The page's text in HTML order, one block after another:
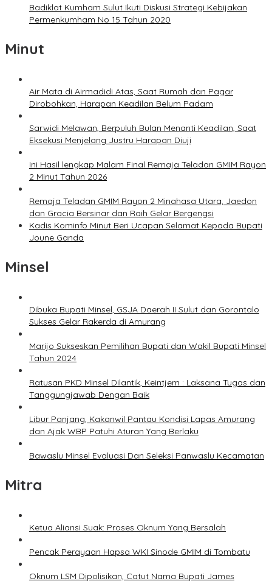
Badiklat Kumham Sulut Ikuti Diskusi Strategi Kebijakan
Permenkumham No 15 Tahun 2020
Minut
Air Mata di Airmadidi Atas, Saat Rumah dan Pagar
Dirobohkan, Harapan Keadilan Belum Padam
Sarwidi Melawan, Berpuluh Bulan Menanti Keadilan, Saat
Eksekusi Menjelang Justru Harapan Diuji
Ini Hasil lengkap Malam Final Remaja Teladan GMIM Rayon
2 Minut Tahun 2026
Remaja Teladan GMIM Rayon 2 Minahasa Utara, Jaedon
dan Gracia Bersinar dan Raih Gelar Bergengsi
Kadis Kominfo Minut Beri Ucapan Selamat Kepada Bupati
Joune Ganda
Minsel
Dibuka Bupati Minsel, GSJA Daerah II Sulut dan Gorontalo
Sukses Gelar Rakerda di Amurang
Marijo Sukseskan Pemilihan Bupati dan Wakil Bupati Minsel
Tahun 2024
Ratusan PKD Minsel Dilantik, Keintjem : Laksana Tugas dan
Tanggungjawab Dengan Baik
Libur Panjang, Kakanwil Pantau Kondisi Lapas Amurang
dan Ajak WBP Patuhi Aturan Yang Berlaku
Bawaslu Minsel Evaluasi Dan Seleksi Panwaslu Kecamatan
Mitra
Ketua Aliansi Suak: Proses Oknum Yang Bersalah
Pencak Perayaan Hapsa WKI Sinode GMIM di Tombatu
Oknum LSM Dipolisikan, Catut Nama Bupati James